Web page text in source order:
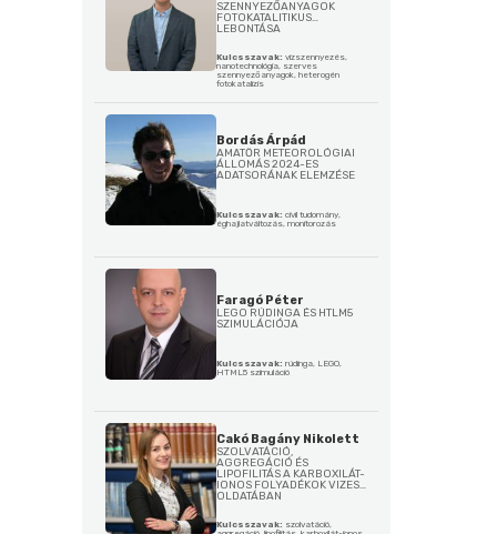
SZENNYEZŐANYAGOK
FOTOKATALITIKUS
LEBONTÁSA
Kulcsszavak: vízszennyezés,
nanotechnológia, szerves
szennyezőanyagok, heterogén
fotokatalízis
Bordás Árpád
AMATŐR METEOROLÓGIAI
ÁLLOMÁS 2024-ES
ADATSORÁNAK ELEMZÉSE
Kulcsszavak: civil tudomány,
éghajlatváltozás, monitorozás
Faragó Péter
LEGO RÚDINGA ÉS HTLM5
SZIMULÁCIÓJA
Kulcsszavak: rúdinga, LEGO,
HTML5 szimuláció
Cakó Bagány Nikolett
SZOLVATÁCIÓ,
AGGREGÁCIÓ ÉS
LIPOFILITÁS A KARBOXILÁT-
IONOS FOLYADÉKOK VIZES
OLDATÁBAN
Kulcsszavak: szolvatáció,